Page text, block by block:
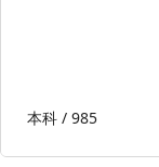
本科 / 985